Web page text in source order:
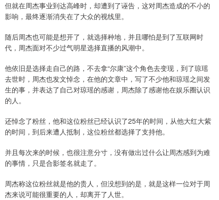
但就在周杰事业到达高峰时，却遭到了诬告，这对周杰造成的不小的
影响，最终逐渐消失在了大众的视线里。
随后周杰也可能是想开了，就选择种地，并且哪怕是到了互联网时
代，周杰面对不少过气明星选择直播的风潮中。
他依旧是选择走自己的路，不去拿“尔康”这个角色去变现，到了琼瑶
去世时，周杰也发文悼念，在他的文章中，写了不少他和琼瑶之间发
生的事，并表达了自己对琼瑶的感谢，周杰除了感谢他在娱乐圈认识
的人。
还悼念了粉丝，他和这位粉丝已经认识了25年的时间，从他大红大紫
的时间，到后来遭人抵制，这位粉丝都选择了支持他。
并且每次来的时候，也很注意分寸，没有做出过什么让周杰感到为难
的事情，只是合影签名就走了。
周杰称这位粉丝就是他的贵人，但没想到的是，就是这样一位对于周
杰来说可能很重要的人，却离开了人世。